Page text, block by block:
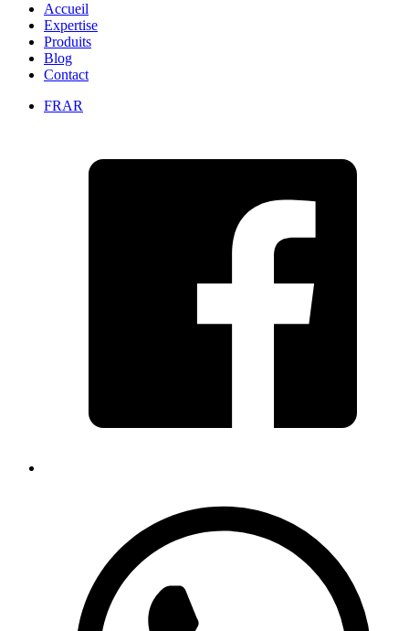
Accueil
Expertise
Produits
Blog
Contact
FRAR